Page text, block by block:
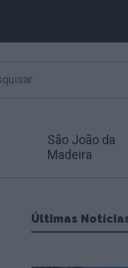
São João da
Madeira
Últimas